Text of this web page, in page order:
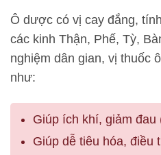
Ô dược có vị cay đắng,
các kinh Thận, Phế, Tỳ,
nghiệm dân gian, vị thuốc
như:
Giúp ích khí, giảm đau
Giúp dễ tiêu hóa, điều